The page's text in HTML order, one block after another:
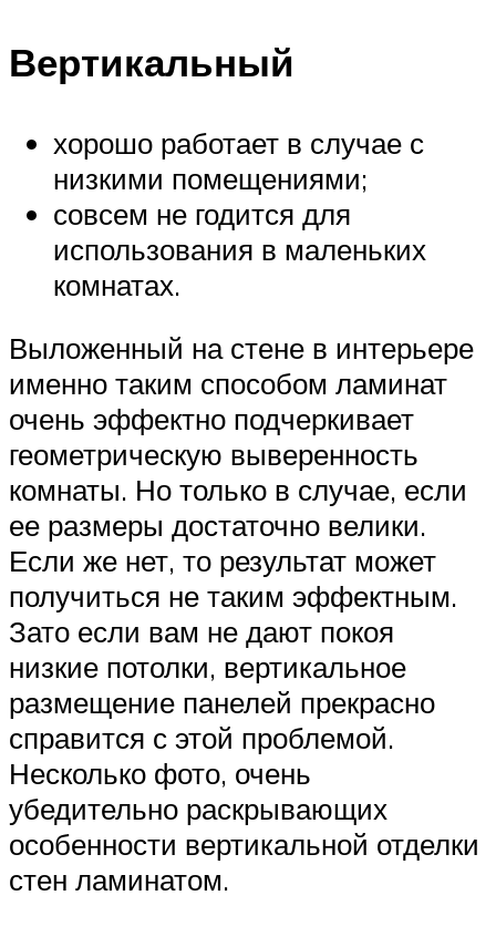
Вертикальный
хорошо работает в случае с
низкими помещениями;
совсем не годится для
использования в маленьких
комнатах.
Выложенный на стене в интерьере
именно таким способом ламинат
очень эффектно подчеркивает
геометрическую выверенность
комнаты. Но только в случае, если
ее размеры достаточно велики.
Если же нет, то результат может
получиться не таким эффектным.
Зато если вам не дают покоя
низкие потолки, вертикальное
размещение панелей прекрасно
справится с этой проблемой.
Несколько фото, очень
убедительно раскрывающих
особенности вертикальной отделки
стен ламинатом.